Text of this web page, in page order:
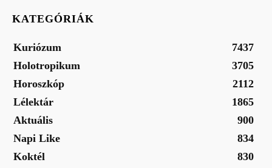
KATEGÓRIÁK
Kuriózum
7437
Holotropikum
3705
Horoszkóp
2112
Lélektár
1865
Aktuális
900
Napi Like
834
Koktél
830